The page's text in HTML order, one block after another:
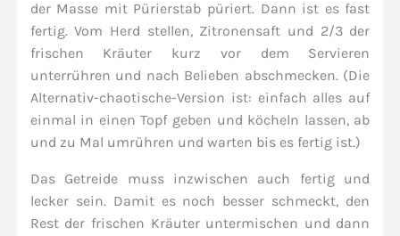
der Masse mit Pürierstab püriert. Dann ist es fast
fertig. Vom Herd stellen, Zitronensaft und 2/3 der
frischen Kräuter kurz vor dem Servieren
unterrühren und nach Belieben abschmecken. (Die
Alternativ-chaotische-Version ist: einfach alles auf
einmal in einen Topf geben und köcheln lassen, ab
und zu Mal umrühren und warten bis es fertig ist.)
Das Getreide muss inzwischen auch fertig und
lecker sein. Damit es noch besser schmeckt, den
Rest der frischen Kräuter untermischen und dann